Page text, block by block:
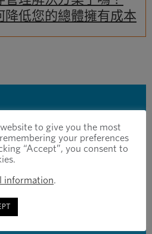
降低您的總體擁有成本
to give you the most
your preferences
“Accept”, you consent to
information.